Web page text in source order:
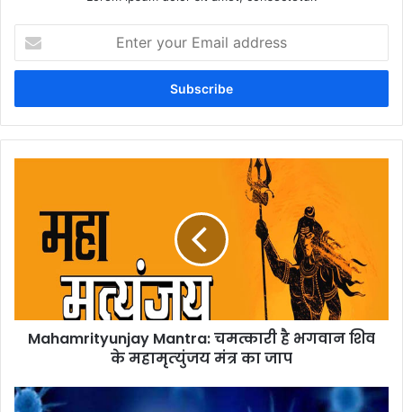
your
Email
Mahamrityunjay Mantra: चमत्कारी है भगवान शिव
के महामृत्‍युंजय मंत्र का जाप